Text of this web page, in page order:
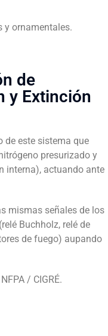
y ornamentales.
de
y Extinción
de este sistema que
presurizado y
interna), actuando ante
mismas señales de los
Buchholz, relé de
de fuego) aupando
/ CIGRÉ.